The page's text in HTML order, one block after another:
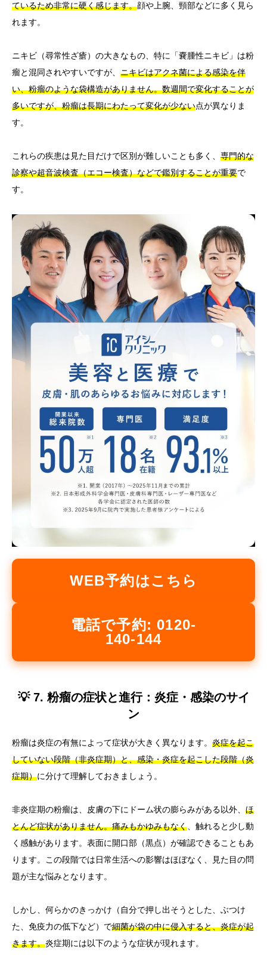
ているため非常に硬く感じます。顔や上腕、頸部などに多く見ら
れます。
ニキビ（尋常性ざ瘡）の大きなもの、特に「嚢腫性ニキビ」は粉
瘤と混同されやすいですが、 ニキビはアクネ菌による感染を伴
い、粉瘤のような袋構造がありません。数週間で変化することが
多いですが、粉瘤は長期にわたって変化が少ない点が異なりま
す。
これらの疾患は見た目だけで区別が難しいことも多く、 専門的な
診察や超音波検査（エコー検査）などで鑑別することが重要で
す。
WEB予約はこちら
電話で予約: 0120-
140-144
💡 7. 粉瘤の症状と進行：炎症・感染のサイ
ン
粉瘤は炎症の有無によって症状が大きく異なります。 炎症を起こ
していない段階（非炎症期）と、感染・炎症を起こした段階（炎
症期）に分けて理解しておきましょう。
非炎症期の粉瘤は、皮膚の下にドーム状の膨らみがある以外、 ほ
とんど症状がありません。痛みもかゆみもなく 、触れると少し動
く感触があります。表面に開口部（黒点）が確認できることもあ
ります。この段階では日常生活への影響はほぼなく、見た目の問
題が主な悩みとなります。
しかし、何らかのきっかけ（自分で押し出そうとした、ぶつけ
た、免疫力の低下など）で細菌が袋の中に侵入すると、炎症が起
きます。炎症期には以下のような症状が現れます。